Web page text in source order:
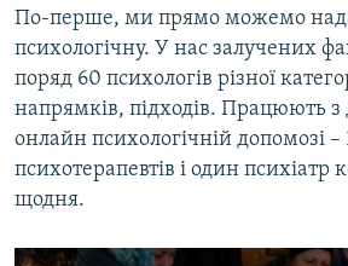
По-перше, ми прямо можемо
психологічну. У нас залучених
поряд 60 психологів різної
напрямків, підходів. Працюють з
онлайн психологічній допомозі –
психотерапевтів і один психіатр
щодня.